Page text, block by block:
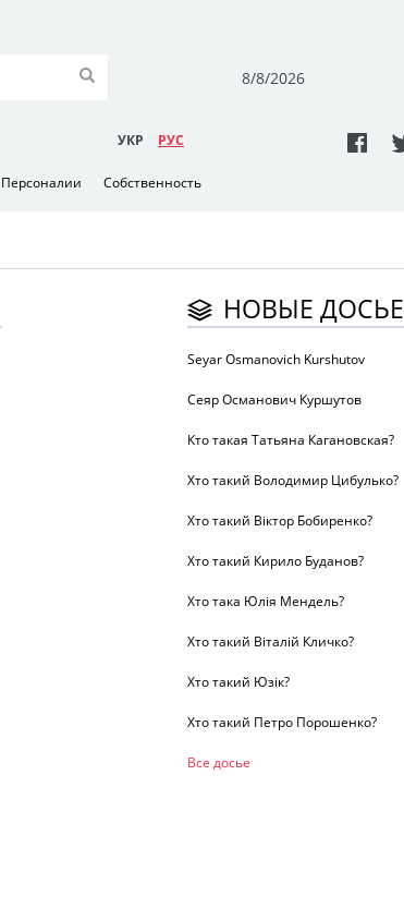
8/8/2026
УКР РУC
Персоналии Собственность
НОВЫЕ ДОСЬЕ
Seyar Osmanovich Kurshutov
Сеяр Османович Куршутов
Кто такая Татьяна Кагановская?
Хто такий Володимир Цибулько?
Хто такий Віктор Бобиренко?
Хто такий Кирило Буданов?
Хто така Юлія Мендель?
Хто такий Віталій Кличко?
Хто такий Юзік?
Хто такий Петро Порошенко?
Все досье